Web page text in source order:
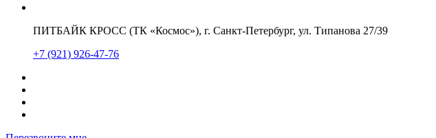
ПИТБАЙК КРОСС (ТК «Космос»), г. Санкт-Петербург, ул. Типанова 27/39
+7 (921) 926-47-76